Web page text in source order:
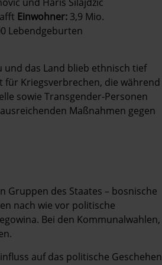
Einwohner: 3,9 Mio.
Lebendgeburten
das Land blieb ethnisch tief
Kriegsverbrechen, die während
sowie Transgender-Personen
Maßnahmen gegen
des Staates – bosnische
nach wie vor politische
Bei den Kommunalwahlen,
auf das politische Geschehen